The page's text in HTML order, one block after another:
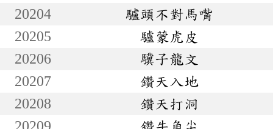
20204
驢頭不對馬嘴
20205
驢蒙虎皮
20206
驥子龍文
20207
鑽天入地
20208
鑽天打洞